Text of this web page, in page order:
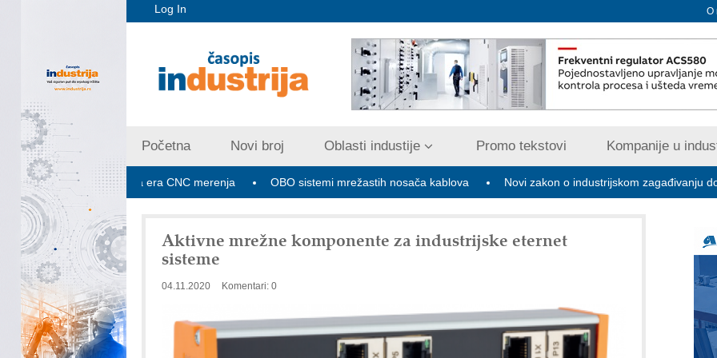
Log In O
Početna Novi broj Oblasti industije Promo tekstovi Kompanije u
V PLUS: Nova era CNC merenja OBO sistemi mrežastih nosača kablova Novi zakon o industrijskom zagađivanju donosi
Aktivne mrežne komponente za industrijske eternet
sisteme
04.11.2020 Komentari: 0